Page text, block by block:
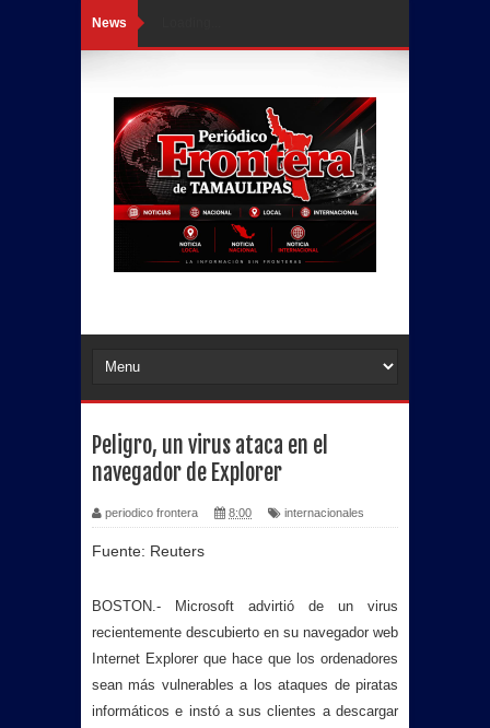
News
Peligro, un virus ataca en el
navegador de Explorer
periodico frontera 8:00 internacionales
Fuente: Reuters
BOSTON.- Microsoft advirtió de un virus
recientemente descubierto en su navegador web
Internet Explorer que hace que los ordenadores
sean más vulnerables a los ataques de piratas
informáticos e instó a sus clientes a descargar